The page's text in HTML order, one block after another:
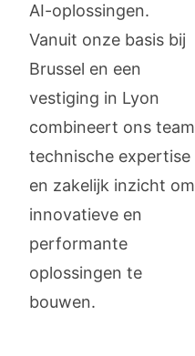
AI-oplossingen.
Vanuit onze basis bij
Brussel en een
vestiging in Lyon
combineert ons team
technische expertise
en zakelijk inzicht om
innovatieve en
performante
oplossingen te
bouwen.